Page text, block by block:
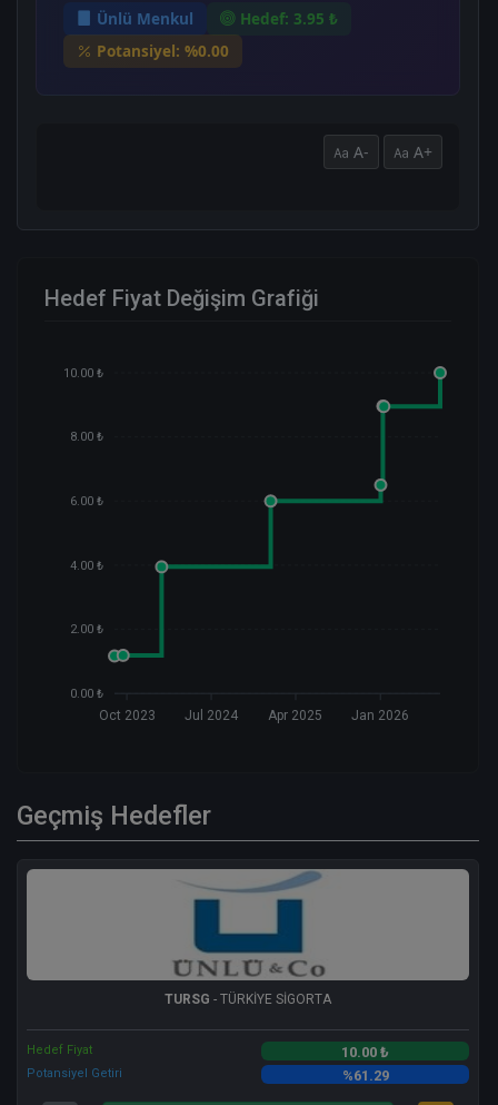
Ünlü Menkul
Hedef: 3.95 ₺
Potansiyel: %0.00
A- A+
Hedef Fiyat Değişim Grafiği
10.00 ₺
8.00 ₺
6.00 ₺
4.00 ₺
2.00 ₺
0.00 ₺
Oct 2023 Jul 2024 Apr 2025 Jan 2026
Geçmiş Hedefler
TURSG - TÜRKİYE SİGORTA
Hedef Fiyat 10.00 ₺
Potansiyel Getiri %61.29